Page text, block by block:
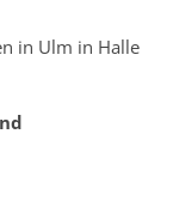
in Ulm in Halle